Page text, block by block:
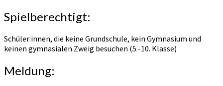
Spielberechtigt:
Schüler:innen, die keine Grundschule, kein Gymnasium und
keinen gymnasialen Zweig besuchen (5.-10. Klasse)
Meldung: